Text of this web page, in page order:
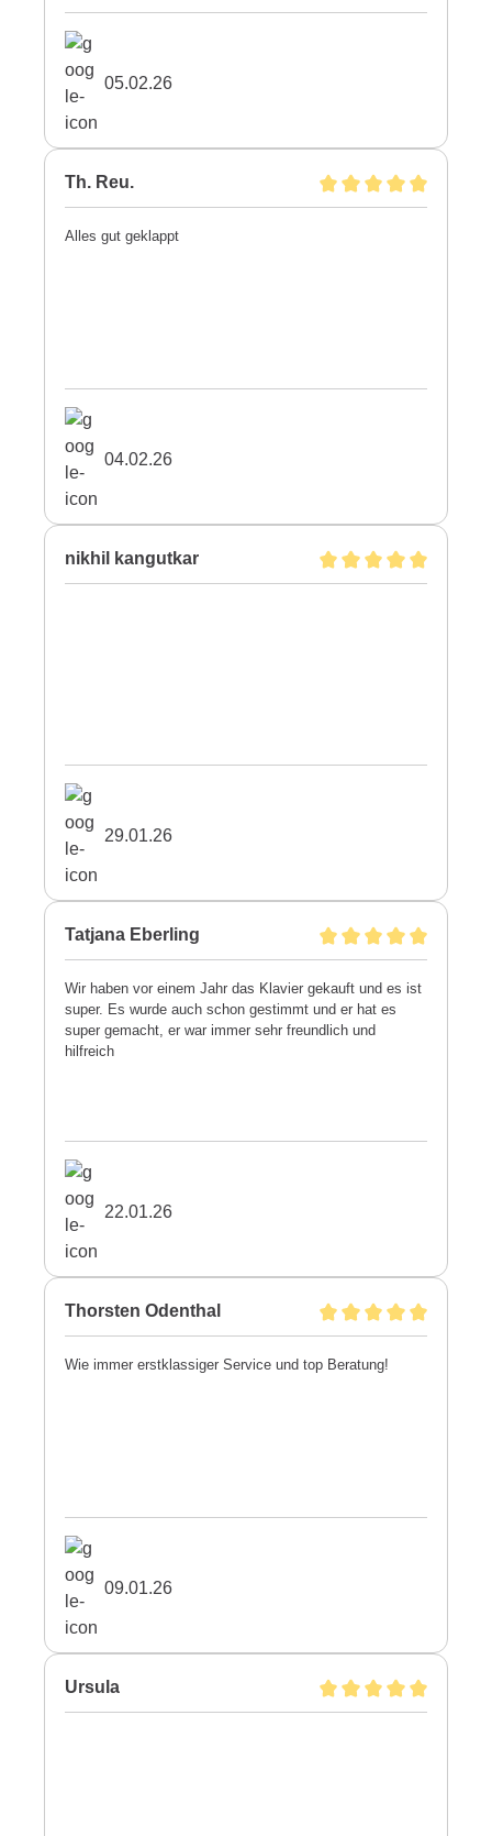
05.02.26
Th. Reu.
Alles gut geklappt
04.02.26
nikhil kangutkar
29.01.26
Tatjana Eberling
Wir haben vor einem Jahr das Klavier gekauft und es ist
super. Es wurde auch schon gestimmt und er hat es
super gemacht, er war immer sehr freundlich und
hilfreich
22.01.26
Thorsten Odenthal
Wie immer erstklassiger Service und top Beratung!
09.01.26
Ursula